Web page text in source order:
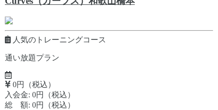
人気のトレーニングコース
通い放題プラン
0円（税込）
入会金: 0円（税込）
総 額: 0円（税込）